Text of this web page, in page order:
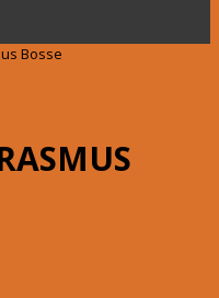
Bosse